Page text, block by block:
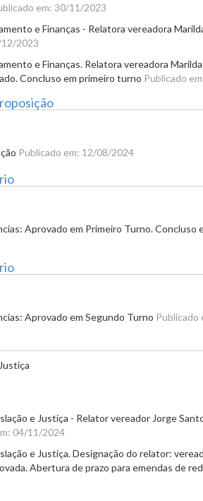
em: 30/11/2023
e Finanças - Relatora vereadora
2023
e Finanças. Relatora vereadora
Concluso em primeiro turno Publicado
Publicado em: 12/08/2024
Aprovado em Primeiro Turno. Concluso
Aprovado em Segundo Turno Publicado
e Justiça - Relator vereador Jorge
04/11/2024
e Justiça. Designação do relator:
Abertura de prazo para emendas de